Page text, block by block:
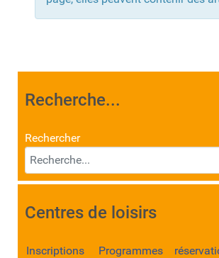
Recherche...
Rechercher
Centres de loisirs
Inscriptions Programmes